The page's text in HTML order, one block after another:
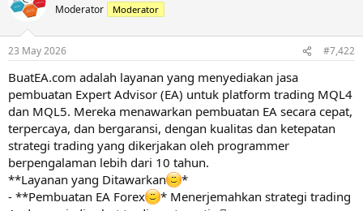
Moderator Moderator
23 May 2026 #7,422
BuatEA.com adalah layanan yang menyediakan jasa
pembuatan Expert Advisor (EA) untuk platform trading MQL4
dan MQL5. Mereka menawarkan pembuatan EA secara cepat,
terpercaya, dan bergaransi, dengan kualitas dan ketepatan
strategi trading yang dikerjakan oleh programmer
berpengalaman lebih dari 10 tahun.
**Layanan yang Ditawarkan
*
- **Pembuatan EA Forex
* Menerjemahkan strategi trading